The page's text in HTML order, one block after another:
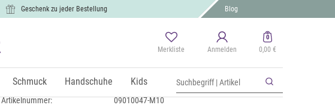
Geschenk zu jeder Bestellung Blog
Merkliste Anmelden
0
0,00 €
Schmuck Handschuhe Kids
Einfarbige Touchscreen Fleece Handschuhe
14,99 €
inkl. MwSt., zzgl.Versand
Artikelnummer:
09010047-M10